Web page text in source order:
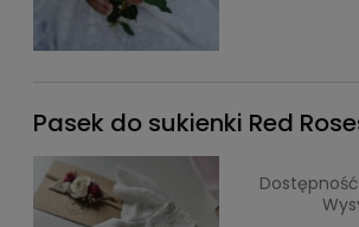
Pasek do sukienki Red